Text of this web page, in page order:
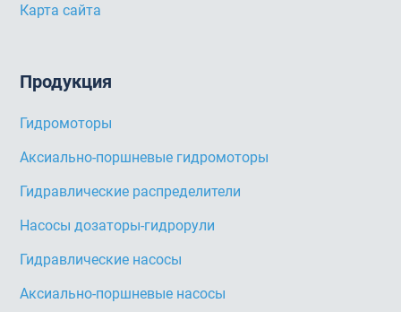
Карта сайта
Продукция
Гидромоторы
Аксиально-поршневые гидромоторы
Гидравлические распределители
Насосы дозаторы-гидрорули
Гидравлические насосы
Аксиально-поршневые насосы